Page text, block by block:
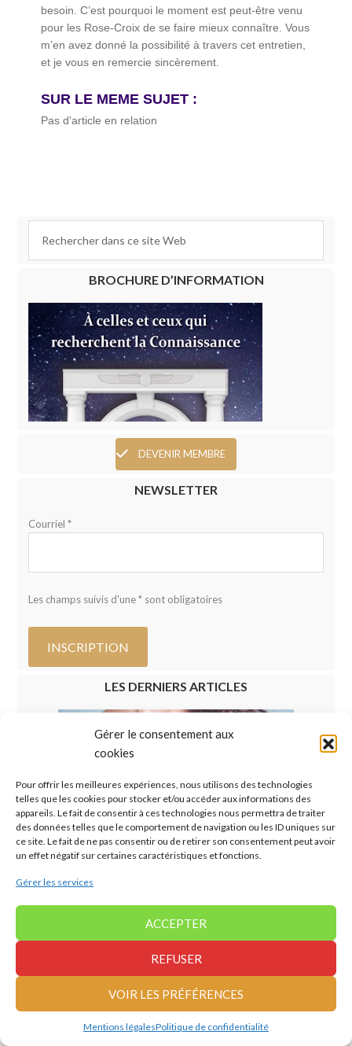
Gérer le consentement aux
cookies
Pour offrir les meilleures expériences, nous utilisons des technologies
telles que les cookies pour stocker et/ou accéder aux informations des
appareils. Le fait de consentir à ces technologies nous permettra de traiter
des données telles que le comportement de navigation ou les ID uniques sur
ce site. Le fait de ne pas consentir ou de retirer son consentement peut avoir
un effet négatif sur certaines caractéristiques et fonctions.
Gérer les services
ACCEPTER
REFUSER
VOIR LES PRÉFÉRENCES
Mentions légalesPolitique de confidentialité
besoin. C’est pourquoi le moment est peut-être venu
pour les Rose-Croix de se faire mieux connaître. Vous
m’en avez donné la possibilité à travers cet entretien,
et je vous en remercie sincèrement.
SUR LE MEME SUJET :
Pas d'article en relation
BROCHURE D’INFORMATION
DEVENIR MEMBRE
NEWSLETTER
Courriel *
Les champs suivis d'une * sont obligatoires
LES DERNIERS ARTICLES
BLOG ROSE-CROIX | À PROPOS DE LA SINCÉRITÉ
qualité …[Lire la suite...]